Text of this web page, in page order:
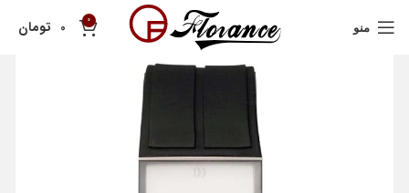
منو 0
0 تومان